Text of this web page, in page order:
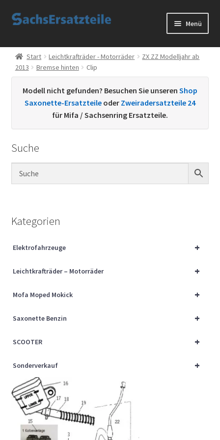
Zur
Zum
Menü
Start
AGB
Datenschutzerklärung
Kontakt
Sachs Ersatzteile
Über uns
Start Leichtkrafträder - Motorräder
ZX ZZ Modelljahr ab
2013
Bremse hinten Clip
Modell nicht gefunden? Besuchen Sie unseren Shop
Saxonette-Ersatzteile oder Zweiradersatzteile 24
für Mifa / Sachsenring Ersatzteile.
Suche
Kategorien
+
Elektrofahrzeuge
+
Leichtkrafträder – Motorräder
+
Mofa Moped Mokick
+
Saxonette Benzin
+
SCOOTER
+
Sonderverkauf